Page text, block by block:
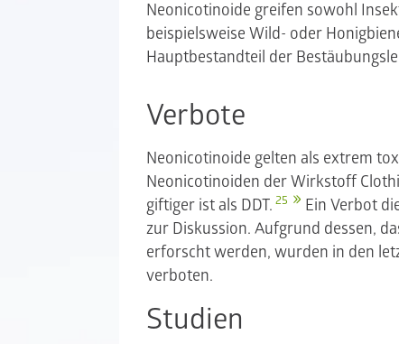
Neonicotinoide greifen sowohl
beispielsweise Wild- oder
Hauptbestandteil der
Verbote
Neonicotinoide gelten als extrem
Neonicotinoiden der Wirkstoff
giftiger ist als DDT. 25
Ein Verbot
zur Diskussion. Aufgrund dessen,
erforscht werden, wurden in den
verboten.
Studien